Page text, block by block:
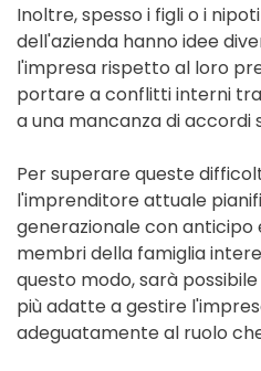
Inoltre, spesso i figli o i
dell'azienda hanno idee
l'impresa rispetto al loro
portare a conflitti interni
a una mancanza di accordi
Per superare queste
l'imprenditore attuale
generazionale con anticipo
membri della famiglia
questo modo, sarà
più adatte a gestire
adeguatamente al ruolo